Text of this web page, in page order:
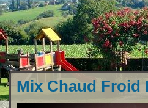
Mix Chaud Froid